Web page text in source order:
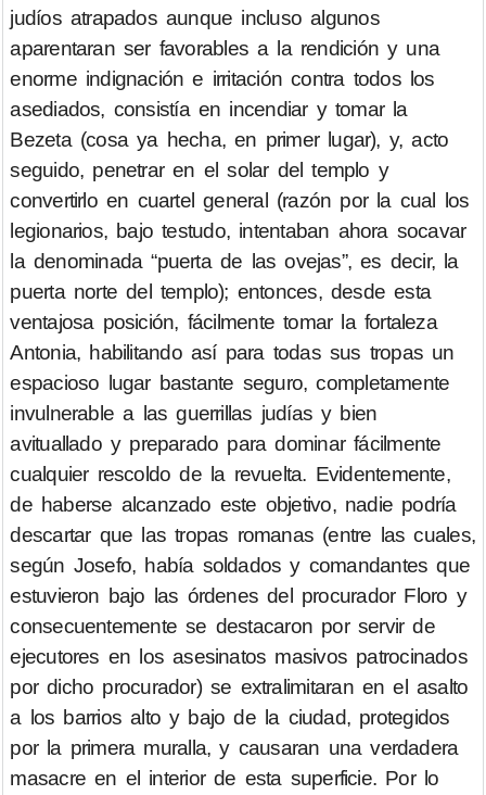
judíos atrapados aunque incluso algunos
aparentaran ser favorables a la rendición y una
enorme indignación e irritación contra todos los
asediados, consistía en incendiar y tomar la
Bezeta (cosa ya hecha, en primer lugar), y, acto
seguido, penetrar en el solar del templo y
convertirlo en cuartel general (razón por la cual los
legionarios, bajo testudo, intentaban ahora socavar
la denominada “puerta de las ovejas”, es decir, la
puerta norte del templo); entonces, desde esta
ventajosa posición, fácilmente tomar la fortaleza
Antonia, habilitando así para todas sus tropas un
espacioso lugar bastante seguro, completamente
invulnerable a las guerrillas judías y bien
avituallado y preparado para dominar fácilmente
cualquier rescoldo de la revuelta. Evidentemente,
de haberse alcanzado este objetivo, nadie podría
descartar que las tropas romanas (entre las cuales,
según Josefo, había soldados y comandantes que
estuvieron bajo las órdenes del procurador Floro y
consecuentemente se destacaron por servir de
ejecutores en los asesinatos masivos patrocinados
por dicho procurador) se extralimitaran en el asalto
a los barrios alto y bajo de la ciudad, protegidos
por la primera muralla, y causaran una verdadera
masacre en el interior de esta superficie. Por lo